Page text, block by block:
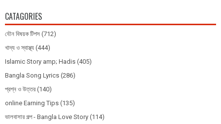
CATAGORIES
যৌন বিষয়ক টিপস (712)
খাদ্য ও স্বাস্থ্য (444)
Islamic Story amp; Hadis (405)
Bangla Song Lyrics (286)
প্রশ্ন ও উত্তর (140)
online Earning Tips (135)
ভালবাসার গল্প - Bangla Love Story (114)